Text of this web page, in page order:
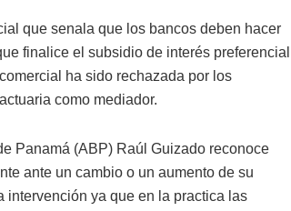
que senala que los bancos deben hacer
finalice el subsidio de interés preferencial
ha sido rechazada por los
como mediador.
Panamá (ABP) Raúl Guizado reconoce
ante un cambio o un aumento de su
intervención ya que en la practica las